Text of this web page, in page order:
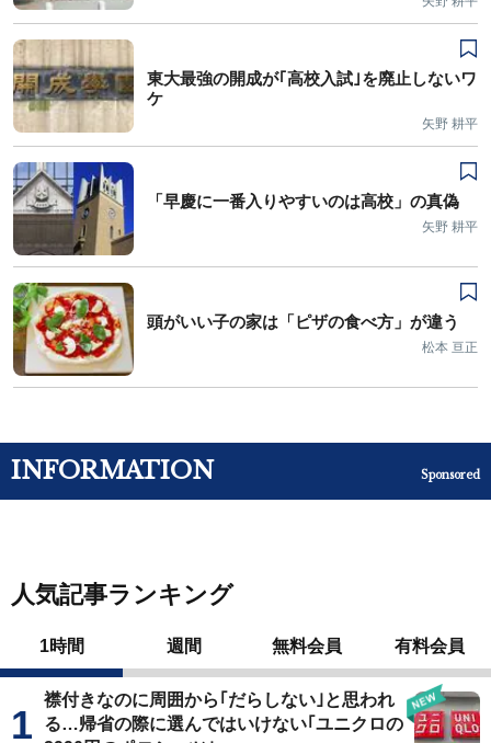
東大最強の開成が｢高校入試｣を廃止しないワ
ケ
矢野 耕平
「早慶に一番入りやすいのは高校」の真偽
矢野 耕平
頭がいい子の家は「ピザの食べ方」が違う
松本 亘正
INFORMATION Sponsored
人気記事ランキング
1時間 週間 無料会員 有料会員
襟付きなのに周囲から｢だらしない｣と思われ
る…帰省の際に選んではいけない｢ユニクロの